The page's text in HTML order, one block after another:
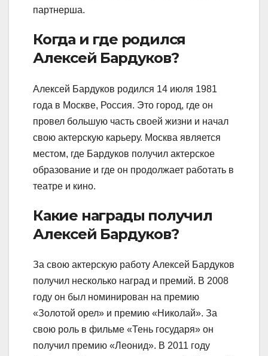
партнерша.
Когда и где родился
Алексей Бардуков?
Алексей Бардуков родился 14 июля 1981
года в Москве, Россия. Это город, где он
провел большую часть своей жизни и начал
свою актерскую карьеру. Москва является
местом, где Бардуков получил актерское
образование и где он продолжает работать в
театре и кино.
Какие награды получил
Алексей Бардуков?
За свою актерскую работу Алексей Бардуков
получил несколько наград и премий. В 2008
году он был номинирован на премию
«Золотой орел» и премию «Николай». За
свою роль в фильме «Тень государя» он
получил премию «Леонид». В 2011 году